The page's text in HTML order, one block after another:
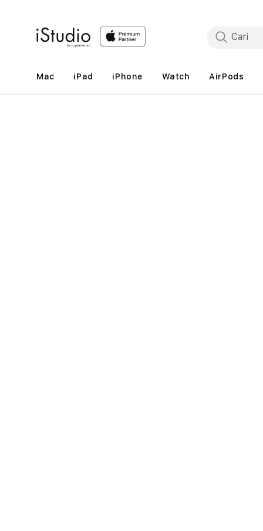
Mac iPad iPhone Watch AirPods